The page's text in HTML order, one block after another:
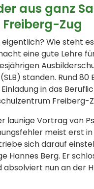
aus ganz
Zug
Wie steht
eine gute Lehre
standen. Rund
in das
Freiberg-
launige Vortrag von
meist erst
sich darauf
Hannes Berg. Er
nun an der